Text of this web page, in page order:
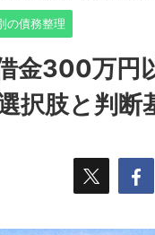
の債務整理
金300万円
択肢と判断